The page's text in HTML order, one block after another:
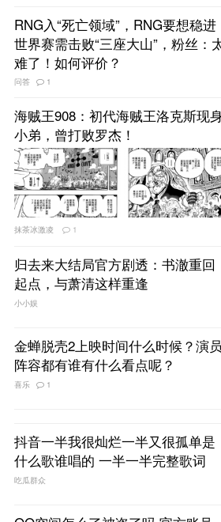
RNG入“死亡领域”，RNG要想稳进
世界赛需击败“三座大山”，粉丝：
难了！如何评价？
问答 1
海贼王908：初代海贼王洛克斯现
小弟，曾打败罗杰！
抹茶冰激凌 1
归去来大结局官方剧透：书澈重回
起点，与萧清这样重逢
小小娱
金蝉脱壳2上映时间什么时候？演员
阵容都有谁有什么看点呢？
喜乐 1
抖音一半我很灿烂一半又很孤单是
什么歌谁唱的 一半一半完整歌词
吃瓜群众